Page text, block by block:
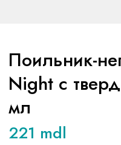
Поильник-
Night с
мл
221 mdl